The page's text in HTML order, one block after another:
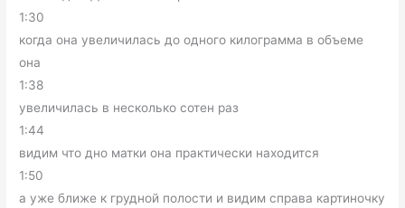
1:30
когда она увеличилась до одного килограмма в объеме
она
1:38
увеличилась в несколько сотен раз
1:44
видим что дно матки она практически находится
1:50
а уже ближе к грудной полости и видим справа картиночку